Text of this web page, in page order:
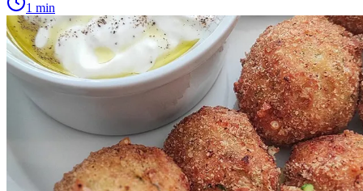
1 min